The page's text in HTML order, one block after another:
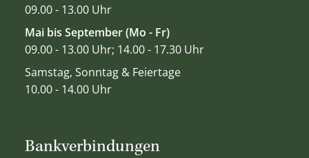
Bankverbindungen
09.00 - 13.00 Uhr
Mai bis September (Mo - Fr)
09.00 - 13.00 Uhr; 14.00 - 17.30 Uhr
Samstag, Sonntag & Feiertage
10.00 - 14.00 Uhr